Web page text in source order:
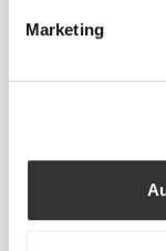
Marketing